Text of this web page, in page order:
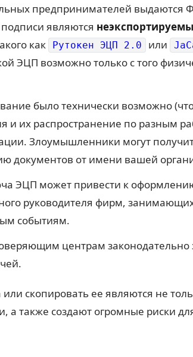
предпринимателей выдаются
являются
как
Рутокен ЭЦП 2.0 или
ЭЦП возможно только с того
было технически возможно
и их распространение по разным
Злоумышленники могут
документов от имени вашей
ЭЦП может привести к
руководителя фирм,
событиям.
центрам
скопировать ее являются не
а также создают огромные риски